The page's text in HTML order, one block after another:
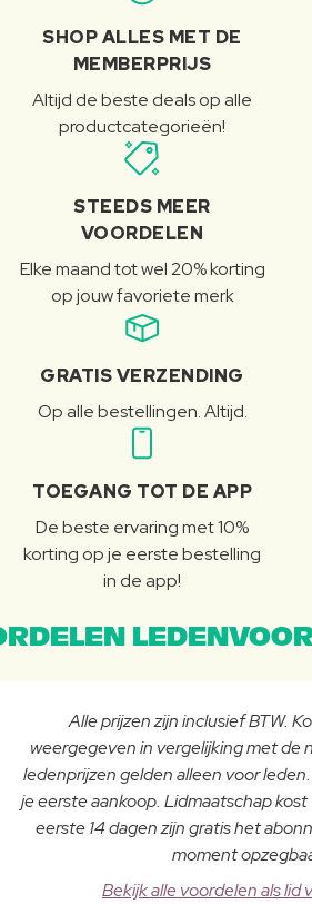
SHOP ALLES MET DE
MEMBERPRIJS
Altijd de beste deals op alle
productcategorieën!
STEEDS MEER
VOORDELEN
Elke maand tot wel 20% korting
op jouw favoriete merk
GRATIS VERZENDING
Op alle bestellingen. Altijd.
TOEGANG TOT DE APP
De beste ervaring met 10%
korting op je eerste bestelling
in de app!
Alle prijzen zijn inclusief BTW.
weergegeven in vergelijking met de
ledenprijzen gelden alleen voor
je eerste aankoop. Lidmaatschap
eerste 14 dagen zijn gratis het
moment
Bekijk alle voordelen als lid